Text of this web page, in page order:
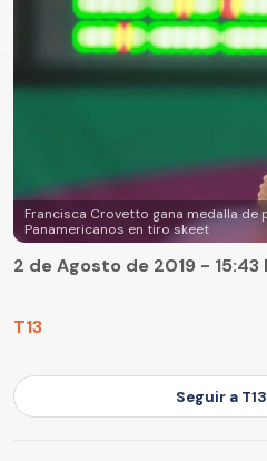
Francisca Crovetto gana medalla de
Panamericanos en tiro skeet
T13
2 de Agosto de 2019 - 15:43
Seguir a